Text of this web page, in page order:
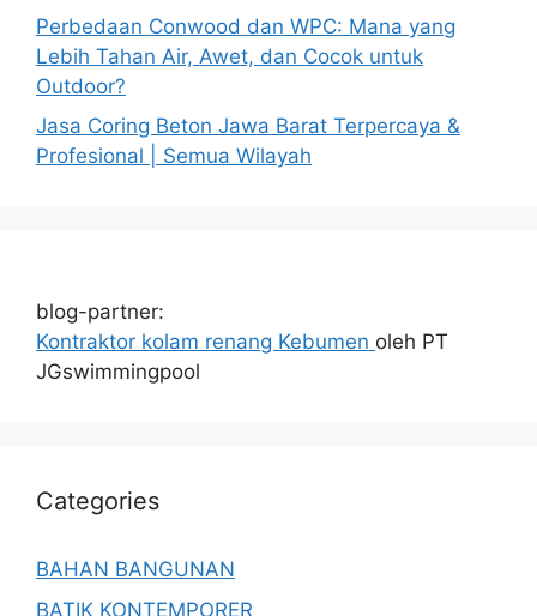
Perbedaan Conwood dan WPC: Mana yang
Lebih Tahan Air, Awet, dan Cocok untuk
Outdoor?
Jasa Coring Beton Jawa Barat Terpercaya &
Profesional | Semua Wilayah
blog-partner:
Kontraktor kolam renang Kebumen oleh PT
JGswimmingpool
Categories
BAHAN BANGUNAN
BATIK KONTEMPORER